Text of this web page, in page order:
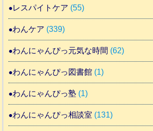
レスパイトケア (55)
わんケア (339)
わんにゃんぴっ元気な時間 (62)
わんにゃんぴっ図書館 (1)
わんにゃんぴっ塾 (1)
わんにゃんぴっ相談室 (131)